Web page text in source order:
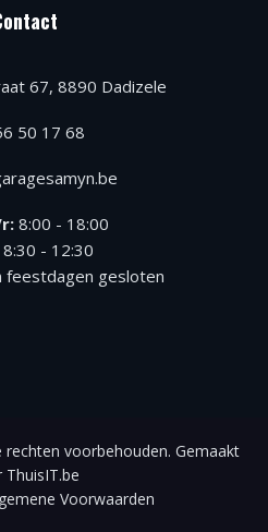
67, 8890 Dadizele
50 17 68
8:00 - 18:00
8:30 - 12:30
feestdagen gesloten
voorbehouden. Gemaakt
ThuisIT.be
Voorwaarden